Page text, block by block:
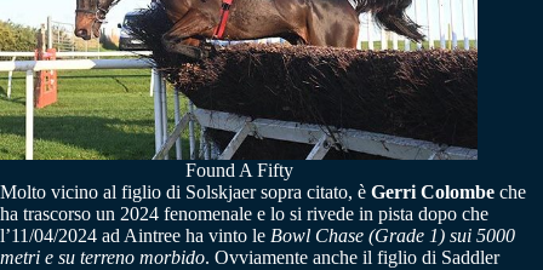
Found A Fifty
Molto vicino al figlio di Solskjaer sopra citato, è Gerri Colombe che
ha trascorso un 2024 fenomenale e lo si rivede in pista dopo che
l’11/04/2024 ad Aintree ha vinto le Bowl Chase (Grade 1) sui 5000
metri e su terreno morbido. Ovviamente anche il figlio di Saddler